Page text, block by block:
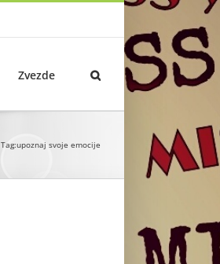
Zvezde
Tag:upoznaj svoje emocije